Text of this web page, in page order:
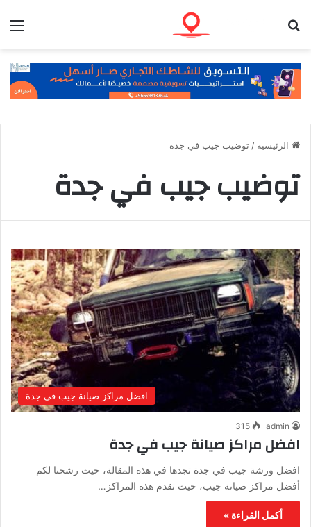
الرئيسية / توضيب جيب في جدة
توضيب جيب في جدة
افضل مراكز صيانة جيب في جدة
admin
315
افضل مراكز صيانة جيب في جدة
افضل ورشة جيب في جدة تجدها في هذه المقالة، حيث رشحنا لكم
أفضل مراكز صيانة جيب، حيث تقدم هذه المراكز…
أكمل القراءة »